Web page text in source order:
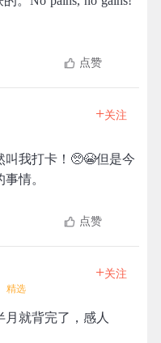
点赞
+关注
叫我打卡！🥺😭但是今
情。
点赞
精选
+关注
月就背完了，感人